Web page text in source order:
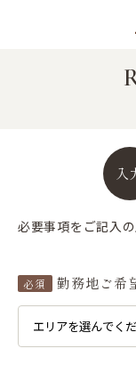
入
必要事項をご記入
必須 勤務地ご希